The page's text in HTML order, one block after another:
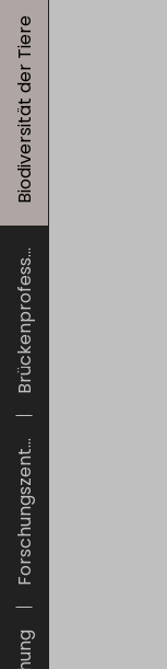
Forschungszent...
Brückenprofess...
Biodiversität der Tiere